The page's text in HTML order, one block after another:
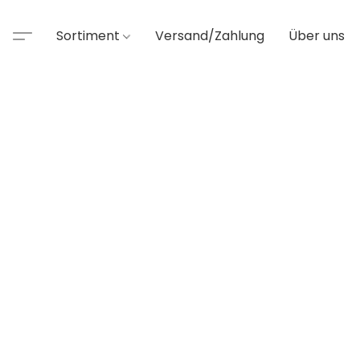
Sortiment Versand/Zahlung Über uns